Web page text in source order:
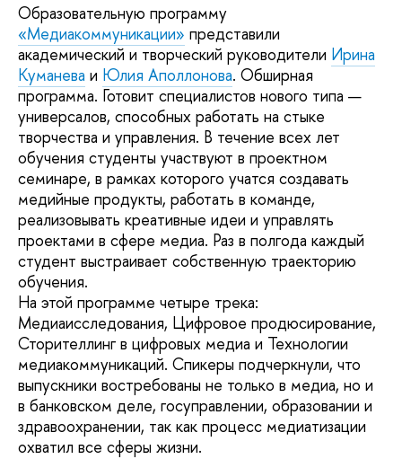
Образовательную программу
«Медиакоммуникации» представили
академический и творческий руководители Ирина
Куманева и Юлия Аполлонова. Обширная
программа. Готовит специалистов нового типа —
универсалов, способных работать на стыке
творчества и управления. В течение всех лет
обучения студенты участвуют в проектном
семинаре, в рамках которого учатся создавать
медийные продукты, работать в команде,
реализовывать креативные идеи и управлять
проектами в сфере медиа. Раз в полгода каждый
студент выстраивает собственную траекторию
обучения.
На этой программе четыре трека:
Медиаисследования, Цифровое продюсирование,
Сторителлинг в цифровых медиа и Технологии
медиакоммуникаций. Спикеры подчеркнули, что
выпускники востребованы не только в медиа, но и
в банковском деле, госуправлении, образовании и
здравоохранении, так как процесс медиатизации
охватил все сферы жизни.